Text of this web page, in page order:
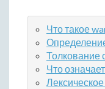
Что такое
Толкование
Что